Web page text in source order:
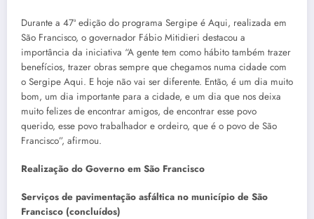
Durante a 47ª edição do programa Sergipe é Aqui, realizada em
São Francisco, o governador Fábio Mitidieri destacou a
importância da iniciativa “A gente tem como hábito também trazer
benefícios, trazer obras sempre que chegamos numa cidade com
o Sergipe Aqui. E hoje não vai ser diferente. Então, é um dia muito
bom, um dia importante para a cidade, e um dia que nos deixa
muito felizes de encontrar amigos, de encontrar esse povo
querido, esse povo trabalhador e ordeiro, que é o povo de São
Francisco”, afirmou.
Realização do Governo em São Francisco
Serviços de pavimentação asfáltica no município de São
Francisco (concluídos)